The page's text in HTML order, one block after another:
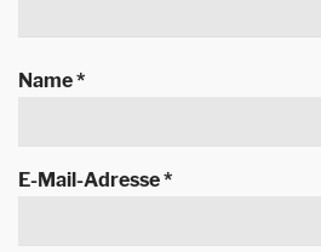
Name*
E-Mail-Adresse*